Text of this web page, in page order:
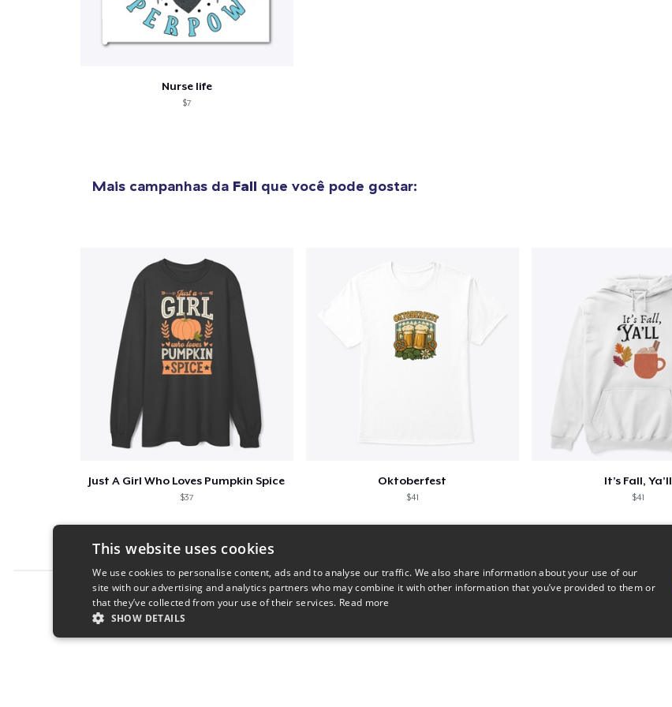
Nurse life
$7
Mais campanhas da Fall que você pode gostar:
Just A Girl Who Loves Pumpkin Spice
$37
Oktoberfest
$41
It’s Fall, Ya’ll
$41
Report this product
This website uses cookies
We use cookies to personalise content, ads and to analyse our traffic. We also share information about your use of our
site with our advertising and analytics partners who may combine it with other information that you’ve provided to them or
that they’ve collected from your use of their services. Read more
SHOW DETAILS